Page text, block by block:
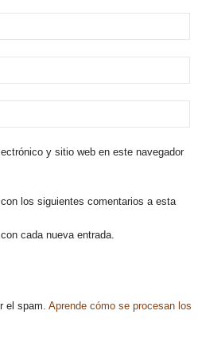
y sitio web en este navegador
los siguientes comentarios a esta
cada nueva entrada.
el spam. Aprende cómo se procesan los